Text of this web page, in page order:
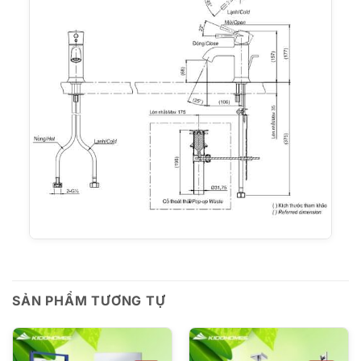
SẢN PHẨM TƯƠNG TỰ